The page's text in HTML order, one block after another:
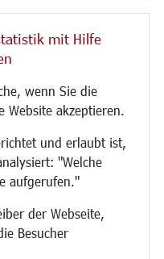
mit Hilfe
wenn Sie die
Website akzeptieren.
und erlaubt ist,
"Welche
aufgerufen."
der Webseite,
Besucher